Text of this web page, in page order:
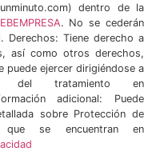
dentro de la
. No se cederán
Derechos: Tiene derecho a
así como otros derechos,
puede ejercer dirigiéndose a
del tratamiento en
adicional: Puede
sobre Protección de
se encuentran en